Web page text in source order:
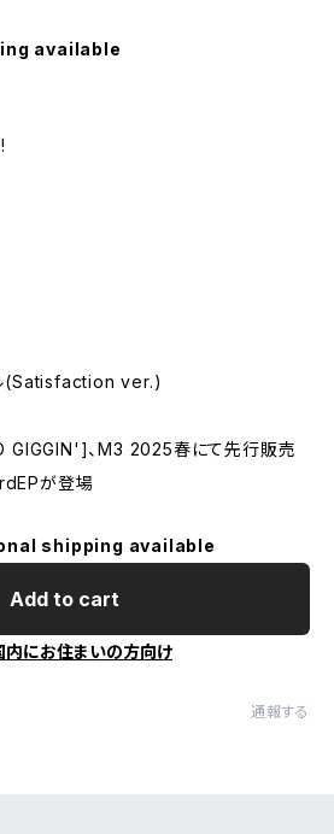
available
(Satisfaction ver.)
、M3 2025春にて先行販売
が登場
shipping available
Add to cart
内にお住まいの方向け
通報する